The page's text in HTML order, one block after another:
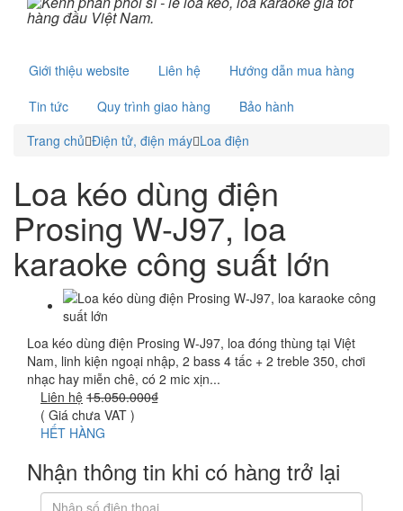
Giới thiệu website Liên hệ
Hướng dẫn mua hàng
Tin tức
Quy trình giao hàng
Bảo hành
Trang chủ Điện tử, điện máy Loa điện
Loa kéo dùng điện
Prosing W-J97, loa
karaoke công suất lớn
Loa kéo dùng điện Prosing W-J97, loa đóng thùng tại Việt
Nam, linh kiện ngoại nhập, 2 bass 4 tấc + 2 treble 350, chơi
nhạc hay miễn chê, có 2 mic xịn...
Liên hệ 15.050.000₫
( Giá chưa VAT )
HẾT HÀNG
Nhận thông tin khi có hàng trở lại